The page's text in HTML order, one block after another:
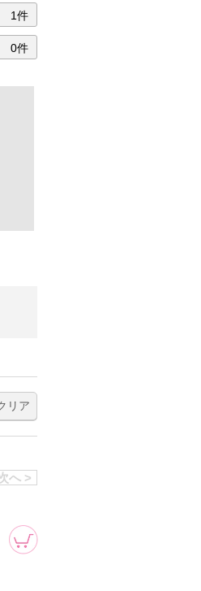
1件
0件
リア
へ >